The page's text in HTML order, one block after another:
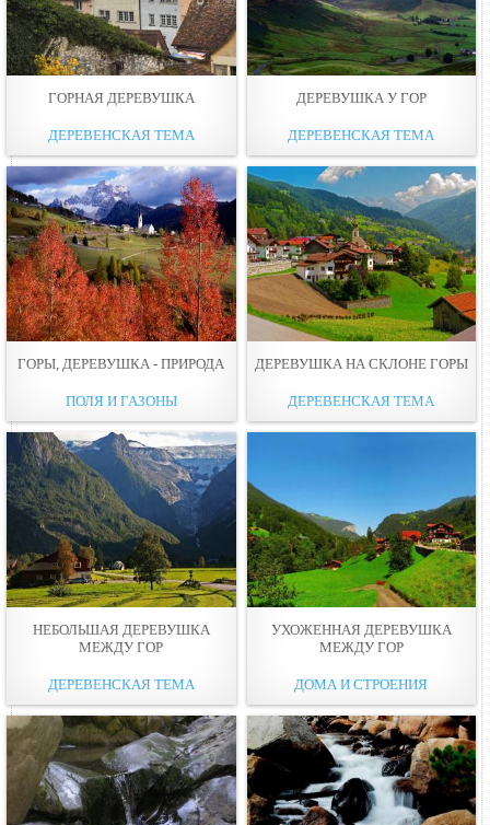
ГОРНАЯ ДЕРЕВУШКА
ДЕРЕВЕНСКАЯ ТЕМА
ДЕРЕВУШКА У ГОР
ДЕРЕВЕНСКАЯ ТЕМА
ГОРЫ, ДЕРЕВУШКА - ПРИРОДА
ПОЛЯ И ГАЗОНЫ
ДЕРЕВУШКА НА СКЛОНЕ ГОРЫ
ДЕРЕВЕНСКАЯ ТЕМА
НЕБОЛЬШАЯ ДЕРЕВУШКА
МЕЖДУ ГОР
ДЕРЕВЕНСКАЯ ТЕМА
УХОЖЕННАЯ ДЕРЕВУШКА
МЕЖДУ ГОР
ДОМА И СТРОЕНИЯ